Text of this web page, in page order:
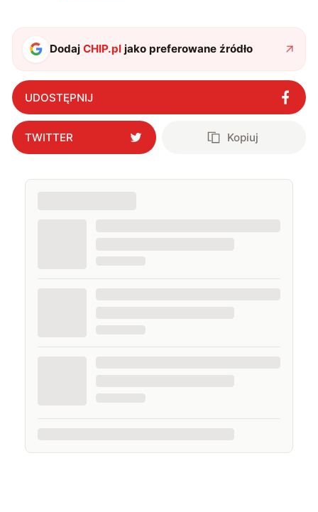
także uprawiać oraz oglądać sport.
DodajCHIP.pl jako preferowane źródło
UDOSTĘPNIJ
TWITTER Kopiuj